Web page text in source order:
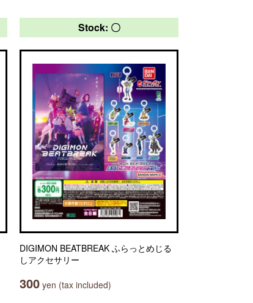
Stock: 〇
DIGIMON BEATBREAK ふらっとめじる
しアクセサリー
300 yen (tax included)